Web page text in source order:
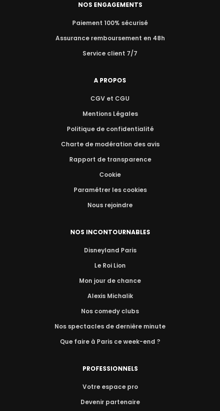
NOS ENGAGEMENTS
Paiement 100% sécurisé
Assurance remboursement en 48h
Service client 7/7
A PROPOS
CGV et CGU
Mentions Légales
Politique de confidentialité
Charte de modération des avis
Rapport de transparence
Cookie
Paramétrer les cookies
Nous rejoindre
NOS INCONTOURNABLES
Disneyland Paris
Le Roi Lion
Mon jour de chance
Alexis Michalik
Nos comedy clubs
Nos spectacles de dernière minute
Que faire à Paris ce week-end ?
PROFESSIONNELS
Votre espace pro
Devenir partenaire